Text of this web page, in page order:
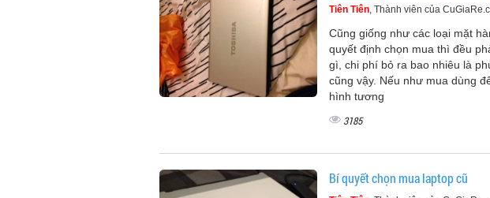
Tiên Tiên, Thành viên của
Cũng giống như các loại mặt
quyết định chọn mua thì đều
gì, chi phí bỏ ra bao nhiêu là
cũng vậy. Nếu như mua dùng
hình tương
3185
Bí quyết chọn mua laptop cũ